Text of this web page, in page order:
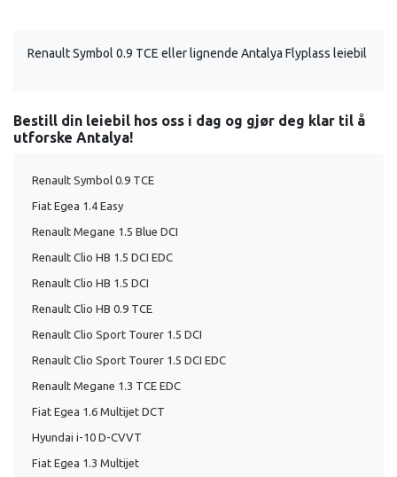
Renault Symbol 0.9 TCE eller lignende Antalya Flyplass leiebil
Bestill din leiebil hos oss i dag og gjør deg klar til å
utforske Antalya!
Renault Symbol 0.9 TCE
Fiat Egea 1.4 Easy
Renault Megane 1.5 Blue DCI
Renault Clio HB 1.5 DCI EDC
Renault Clio HB 1.5 DCI
Renault Clio HB 0.9 TCE
Renault Clio Sport Tourer 1.5 DCI
Renault Clio Sport Tourer 1.5 DCI EDC
Renault Megane 1.3 TCE EDC
Fiat Egea 1.6 Multijet DCT
Hyundai i-10 D-CVVT
Fiat Egea 1.3 Multijet